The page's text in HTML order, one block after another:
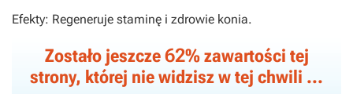
Efekty: Regeneruje staminę i zdrowie konia.
Zostało jeszcze62% zawartości tej
strony, której nie widzisz w tej chwili ...